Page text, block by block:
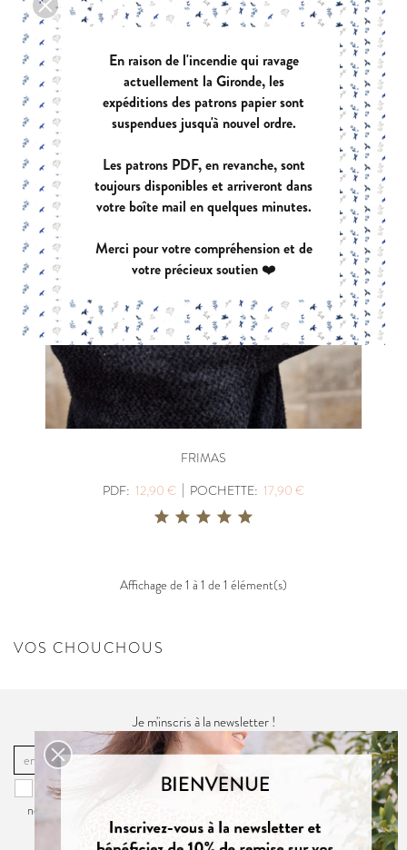
FRIMAS
PDF: 12,90 € | POCHETTE: 17,90 €
Affichage de 1 à 1 de 1 élément(s)
VOS CHOUCHOUS
Je m'inscris à la newsletter !
OK
Vous pouvez vous désinscrire à tout moment. Vous trouverez pour cela
nos informations de contact dans la
du site.
En raison de l'incendie qui ravage
actuellement la Gironde, les
expéditions des patrons papier sont
suspendues jusqu'à nouvel ordre.
Les patrons PDF, en revanche, sont
toujours disponibles et arriveront dans
votre boîte mail en quelques minutes.
Merci pour votre compréhension et de
votre précieux soutien ❤️